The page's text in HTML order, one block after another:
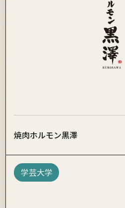
焼肉ホルモン黒澤
学芸大学